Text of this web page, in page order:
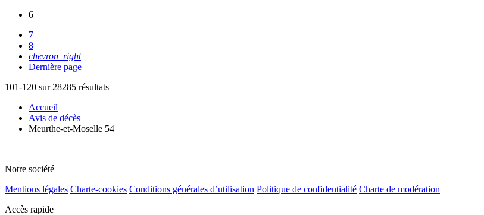
6
7
8
chevron_right
Dernière page
101-120 sur 28285 résultats
Accueil
Avis de décès
Meurthe-et-Moselle 54
Notre société
Mentions légales Charte-cookies Conditions générales d’utilisation Politique de confidentialité Charte de modération
Accès rapide